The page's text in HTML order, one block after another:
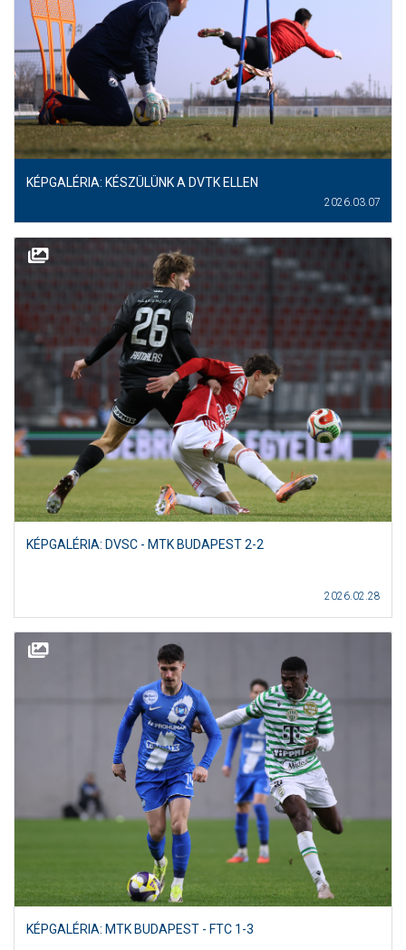
KÉPGALÉRIA: KÉSZÜLÜNK A DVTK ELLEN
2026.03.07
KÉPGALÉRIA: DVSC - MTK BUDAPEST 2-2
2026.02.28
KÉPGALÉRIA: MTK BUDAPEST - FTC 1-3